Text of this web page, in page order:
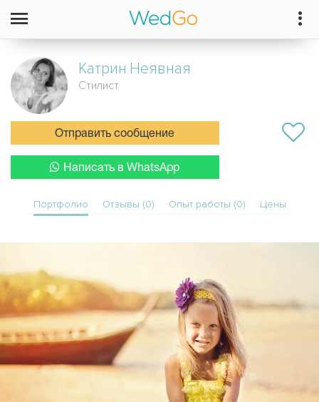
Катрин Неявная
Стилист
Отправить сообщение
Написать в WhatsApp
Портфолио Отзывы (0) Опыт работы (0) Цены